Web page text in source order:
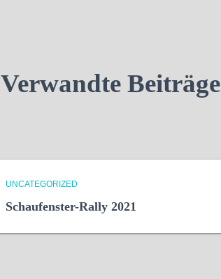
Verwandte Beiträge
UNCATEGORIZED
Schaufenster-Rally 2021